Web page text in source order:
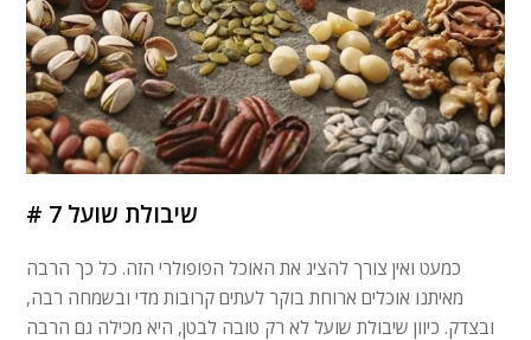
# 7 שיבולת שועל
כמעט ואין צורך להציג את האוכל הפופולרי הזה. כל כך הרבה
מאיתנו אוכלים ארוחת בוקר לעתים קרובות מדי ובשמחה רבה,
ובצדק. כיוון שיבולת שועל לא רק טובה לבטן, היא מכילה גם הרבה